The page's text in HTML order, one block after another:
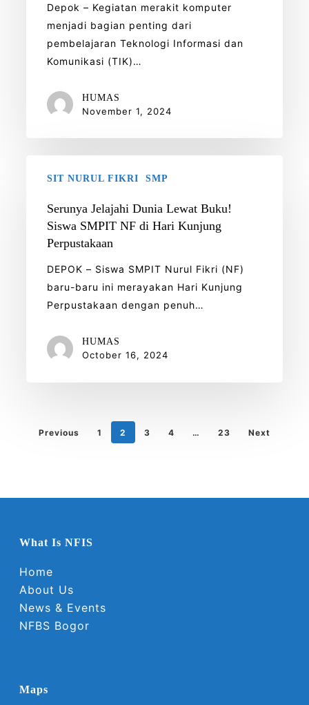
Belajar
Keterampilan
Teknologi
Informasi
Mandiri
Depok – Kegiatan merakit komputer
menjadi bagian penting dari
pembelajaran Teknologi Informasi dan
Komunikasi (TIK)…
HUMAS
November 1, 2024
Jelajahi
SMPIT
Kunjung
Perpustakaan
SIT NURUL FIKRI SMP
Serunya Jelajahi Dunia Lewat Buku!
Siswa SMPIT NF di Hari Kunjung
Perpustakaan
DEPOK – Siswa SMPIT Nurul Fikri (NF)
baru-baru ini merayakan Hari Kunjung
Perpustakaan dengan penuh…
HUMAS
October 16, 2024
Previous 1 2 3 4 … 23 Next
What Is NFIS
Home
About Us
News & Events
NFBS Bogor
Maps